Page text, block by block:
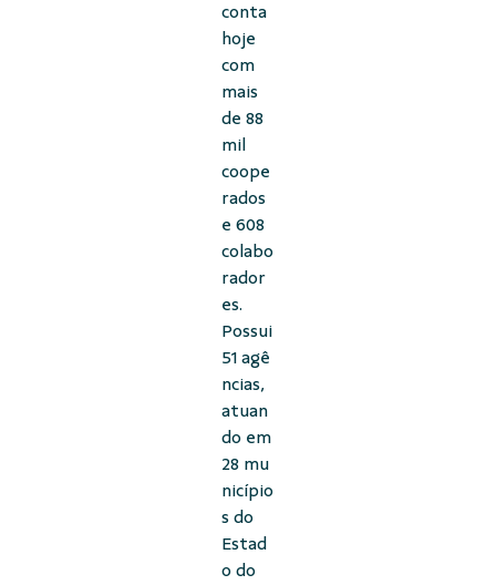
conta
hoje
com
mais
de 88
mil
coope
rados
e 608
colabo
rador
es.
Possui
51 agê
ncias,
atuan
do em
28 mu
nicípio
s do
Estad
o do